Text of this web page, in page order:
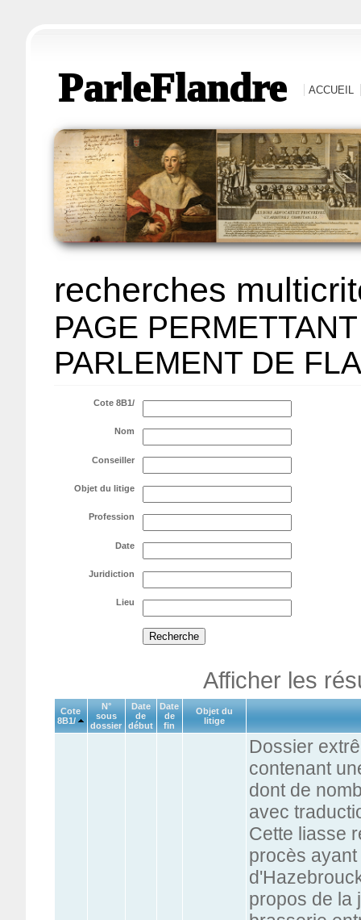
ParleFlandre ACCUEIL
recherches
PAGE
PARLEMENT DE
Cote 8B1/
Nom
Conseiller
Objet du litige
Profession
Date
Juridiction
Lieu
Afficher les
Cote
8B1/
N°
sous
dossier
Date
de
début
Date
de
fin
Objet du
litige
Dossier
contenant
dont de
avec
Cette liasse
procès
propos de la